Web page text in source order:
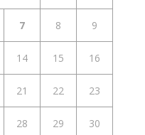
7 8 9
14 15 16
21 22 23
28 29 30